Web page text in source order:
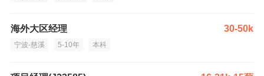
海外大区经理 30-50k
宁波-慈溪 5-10年 本科